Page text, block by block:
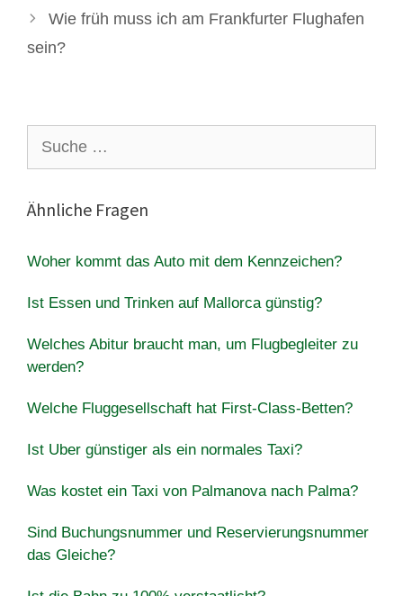
Wie früh muss ich am Frankfurter Flughafen
sein?
nach:
Ähnliche Fragen
Woher kommt das Auto mit dem Kennzeichen?
Ist Essen und Trinken auf Mallorca günstig?
Welches Abitur braucht man, um Flugbegleiter zu
werden?
Welche Fluggesellschaft hat First-Class-Betten?
Ist Uber günstiger als ein normales Taxi?
Was kostet ein Taxi von Palmanova nach Palma?
Sind Buchungsnummer und Reservierungsnummer
das Gleiche?